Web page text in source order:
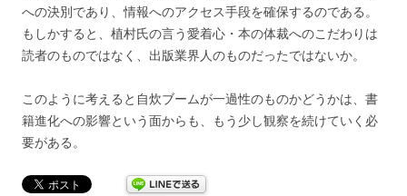
への決別であり、情報へのアクセス手段を確保するのである。
もしかすると、植村氏の言う愛着心・本の体裁へのこだわりは
読者のものではなく、出版業界人のものだったではないか。
このように考えると自炊ブームが一過性のものかどうかは、書
籍進化への影響という面からも、もう少し観察を続けていく必
要がある。